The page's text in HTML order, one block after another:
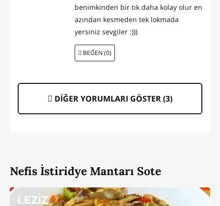
benimkinden bir tık daha kolay olur en
azından kesmeden tek lokmada
yersiniz sevgiler :)))
BEĞEN (0)
DİĞER YORUMLARI GÖSTER (3)
Nefis İstiridye Mantarı Sote